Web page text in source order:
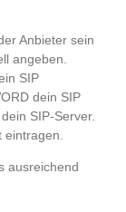
Anbieter sein
angeben.
SIP
dein SIP
SIP-Server.
eintragen.
ausreichend